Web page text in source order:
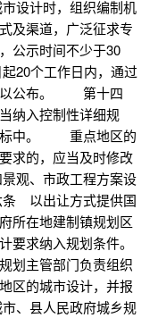
计时，组织编制机
及渠道，广泛征求专
公示时间不少于30
20个工作日内，通过
以公布。 第十四
纳入控制性详细规
标中。 重点地区的
求的，应当及时修改
、市政工程方案设
以出让方式提供国
所在地建制镇规划区
要求纳入规划条件。
主管部门负责组织
区的城市设计，并报
县人民政府城乡规